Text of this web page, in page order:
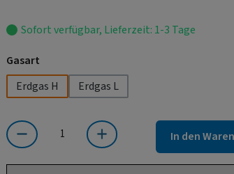
Sofort verfügbar, Lieferzeit: 1-3 Tage
Gasart
Erdgas H
Erdgas L
Produkt Anzahl: Gib den gewünschten Wert ein oder
In den